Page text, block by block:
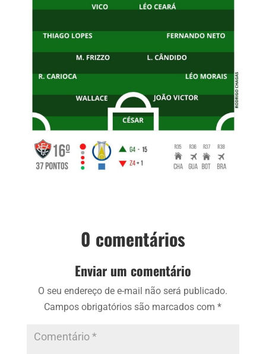
0 comentários
Enviar um comentário
O seu endereço de e-mail não será publicado.
Campos obrigatórios são marcados com*